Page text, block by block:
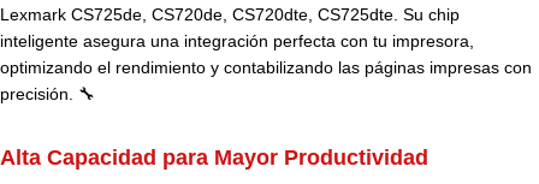
Lexmark CS725de, CS720de, CS720dte, CS725dte. Su chip
inteligente asegura una integración perfecta con tu impresora,
optimizando el rendimiento y contabilizando las páginas impresas con
precisión. 🔧
Alta Capacidad para Mayor Productividad